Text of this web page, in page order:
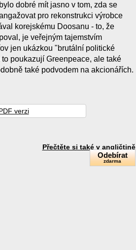
dobré mít jasno v tom, zda se
pro rekonstrukci výrobce
korejskému Doosanu - to, že
je veřejným tajemstvím
jen ukázkou "brutální politické
poukazují Greenpeace, ale také
také podvodem na akcionářích.
verzi
Přečtěte si také v angličtině
Odebírat
zdarma